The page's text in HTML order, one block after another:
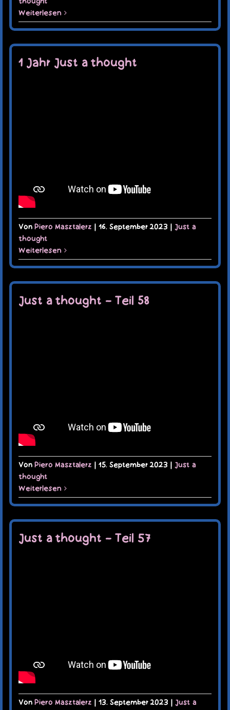
Weiterlesen
1 Jahr Just a thought
Von Piero Masztalerz | 16. September 2023 | Just a
thought
Weiterlesen
Just a thought – Teil 58
Von Piero Masztalerz | 15. September 2023 | Just a
thought
Weiterlesen
Just a thought – Teil 57
Von Piero Masztalerz | 13. September 2023 | Just a